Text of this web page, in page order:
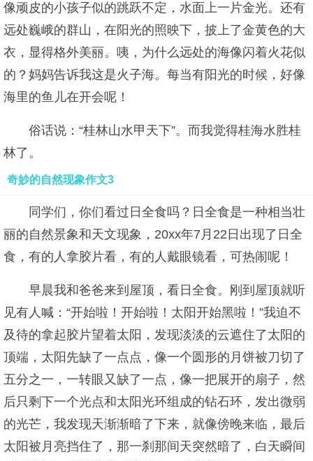
像顽皮的小孩子似的跳跃不定，水面上一片金光。还有
远处巍峨的群山，在阳光的照映下，披上了金黄色的大
衣，显得格外美丽。咦，为什么远处的海像闪着火花似
的？妈妈告诉我这是火子海。每当有阳光的时候，好像
海里的鱼儿在开会呢！
俗话说：“桂林山水甲天下”。而我觉得桂海水胜桂
林了。
奇妙的自然现象作文3
同学们，你们看过日全食吗？日全食是一种相当壮
丽的自然景象和天文现象，20xx年7月22日出现了日全
食，有的人拿胶片看，有的人戴眼镜看，可热闹呢！
早晨我和爸爸来到屋顶，看日全食。刚到屋顶就听
见有人喊：“开始啦！开始啦！太阳开始黑啦！”我迫不
及待的拿起胶片望着太阳，发现淡淡的云遮住了太阳的
顶端，太阳先缺了一点点，像一个圆形的月饼被刀切了
五分之一，一转眼又缺了一点，像一把展开的扇子，然
后只剩下一个光点和太阳光环组成的钻石环，发出微弱
的光芒，我发现天渐渐暗了下来，就像傍晚来临，最后
太阳被月亮挡住了，那一刹那间天突然暗了，白天瞬间